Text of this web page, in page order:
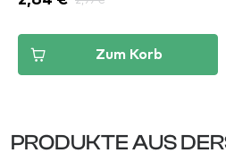
Zum Korb
PRODUKTE AUS